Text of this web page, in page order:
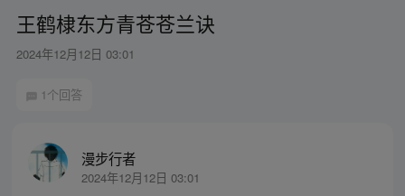
王鹤棣东方青苍苍兰诀
2024年12月12日 03:01
1个回答
漫步行者
2024年12月12日 03:01